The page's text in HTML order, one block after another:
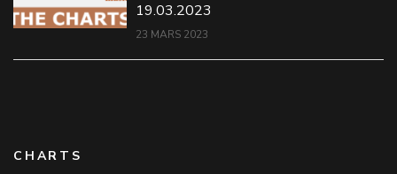
19.03.2023
23 MARS 2023
CHARTS